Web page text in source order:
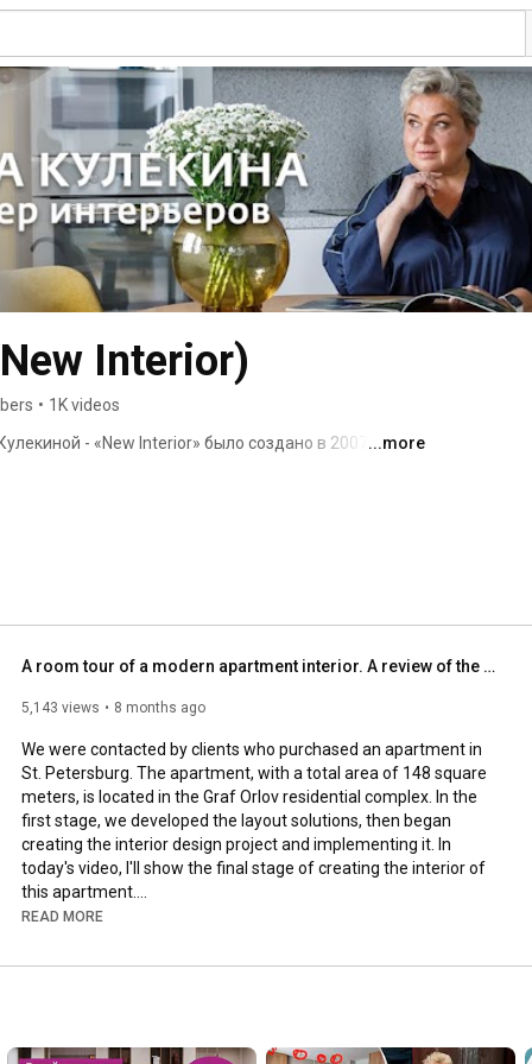
Interior)
• 1K videos
- «New Interior» было создано в 2007 году
и строительства, в  выполнении частных
домов, разработке интерьеров квартир,
и ресторанов.
...more
A room tour of a modern apartment interior. A review of the modern interior in the Graf Orlov res...
5,143 views 8 months ago
We were contacted by clients who purchased an apartment in
St. Petersburg. The apartment, with a total area of ​​148 square
meters, is located in the Graf Orlov residential complex. In the
first stage, we developed the layout solutions, then began
creating the interior design project and implementing it. In
today's video, I'll show the final stage of creating the interior of
this apartment.
https://www.youtube.com/watch?v=XLBxZ...
READ MORE